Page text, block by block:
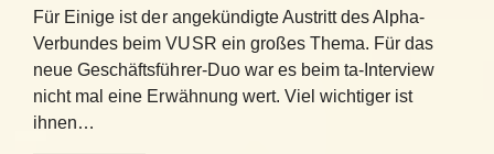
Für Einige ist der angekündigte Austritt des Alpha-
Verbundes beim VUSR ein großes Thema. Für das
neue Geschäftsführer-Duo war es beim ta-Interview
nicht mal eine Erwähnung wert. Viel wichtiger ist
ihnen…